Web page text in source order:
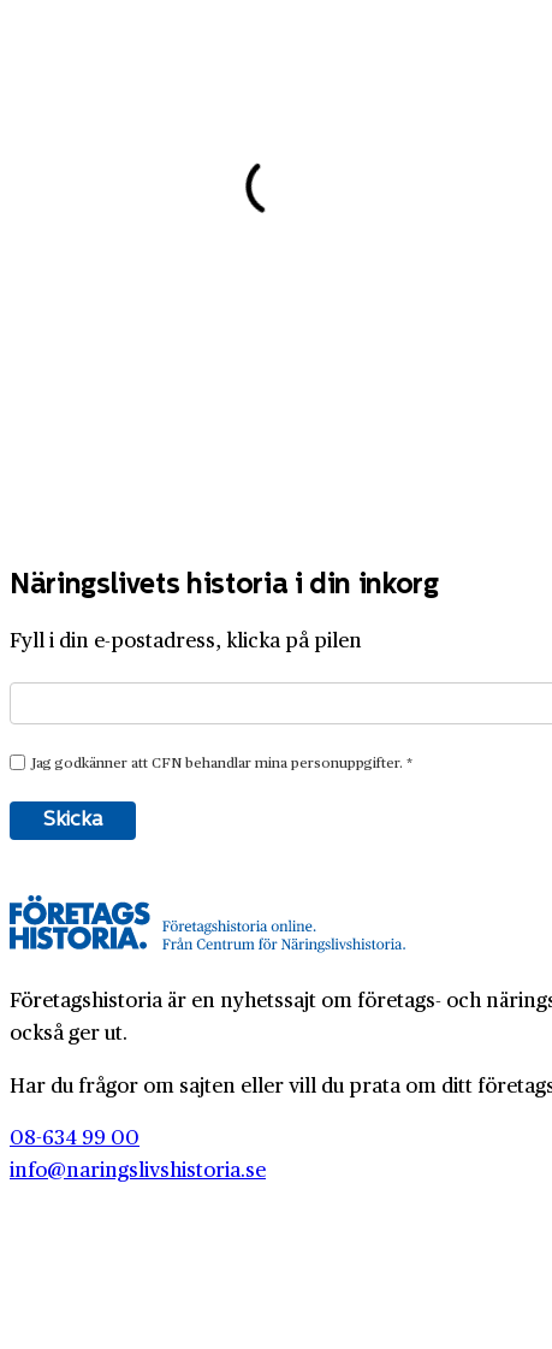
Näringslivets historia i din inkorg
Fyll i din e-postadress, klicka på pilen
Företagshistoria är en nyhetssajt om företags- och
också ger ut.
Har du frågor om sajten eller vill du prata om ditt
08-634 99 00
info@naringslivshistoria.se